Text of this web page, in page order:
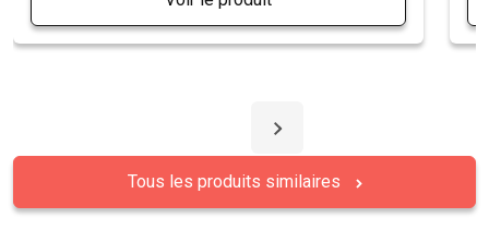
Tous les produits similaires